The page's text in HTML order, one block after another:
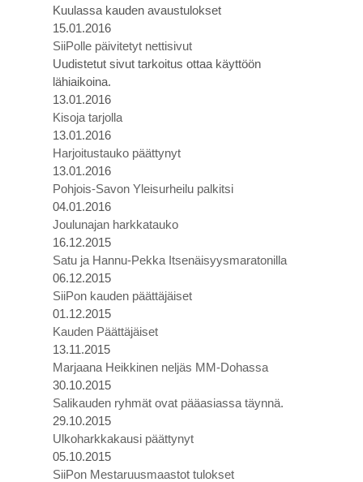
Kuulassa kauden avaustulokset
15.01.2016
SiiPolle päivitetyt nettisivut
Uudistetut sivut tarkoitus ottaa käyttöön
lähiaikoina.
13.01.2016
Kisoja tarjolla
13.01.2016
Harjoitustauko päättynyt
13.01.2016
Pohjois-Savon Yleisurheilu palkitsi
04.01.2016
Joulunajan harkkatauko
16.12.2015
Satu ja Hannu-Pekka Itsenäisyysmaratonilla
06.12.2015
SiiPon kauden päättäjäiset
01.12.2015
Kauden Päättäjäiset
13.11.2015
Marjaana Heikkinen neljäs MM-Dohassa
30.10.2015
Salikauden ryhmät ovat pääasiassa täynnä.
29.10.2015
Ulkoharkkakausi päättynyt
05.10.2015
SiiPon Mestaruusmaastot tulokset